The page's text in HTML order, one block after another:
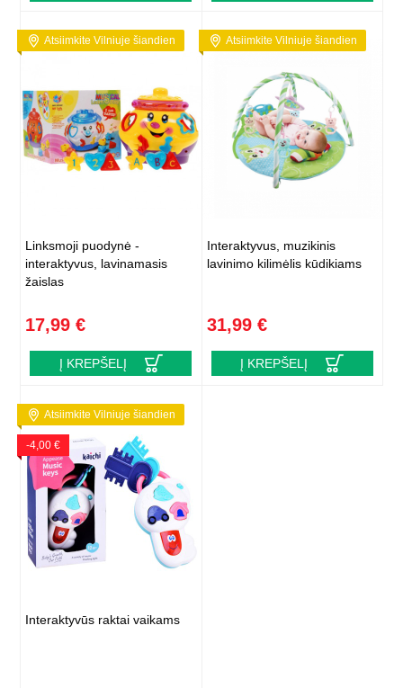
Atsiimkite Vilniuje šiandien
Linksmoji puodynė -
interaktyvus, lavinamasis
žaislas
17,99 €
Į KREPŠELĮ
Atsiimkite Vilniuje šiandien
Interaktyvus, muzikinis
lavinimo kilimėlis kūdikiams
31,99 €
Į KREPŠELĮ
Atsiimkite Vilniuje šiandien
-4,00 €
Interaktyvūs raktai vaikams